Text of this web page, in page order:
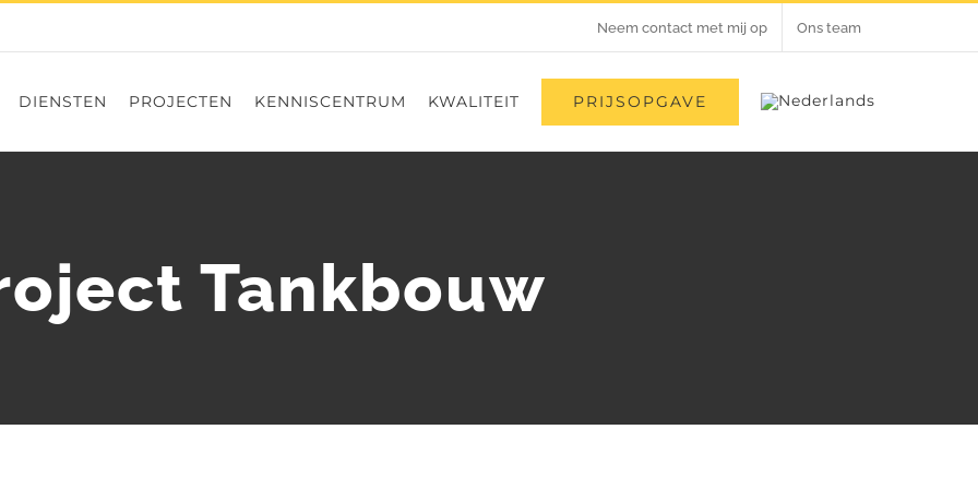
Neem contact met mij op Ons team
DIENSTEN PROJECTEN KENNISCENTRUM KWALITEIT PRIJSOPGAVE
Tankbouw